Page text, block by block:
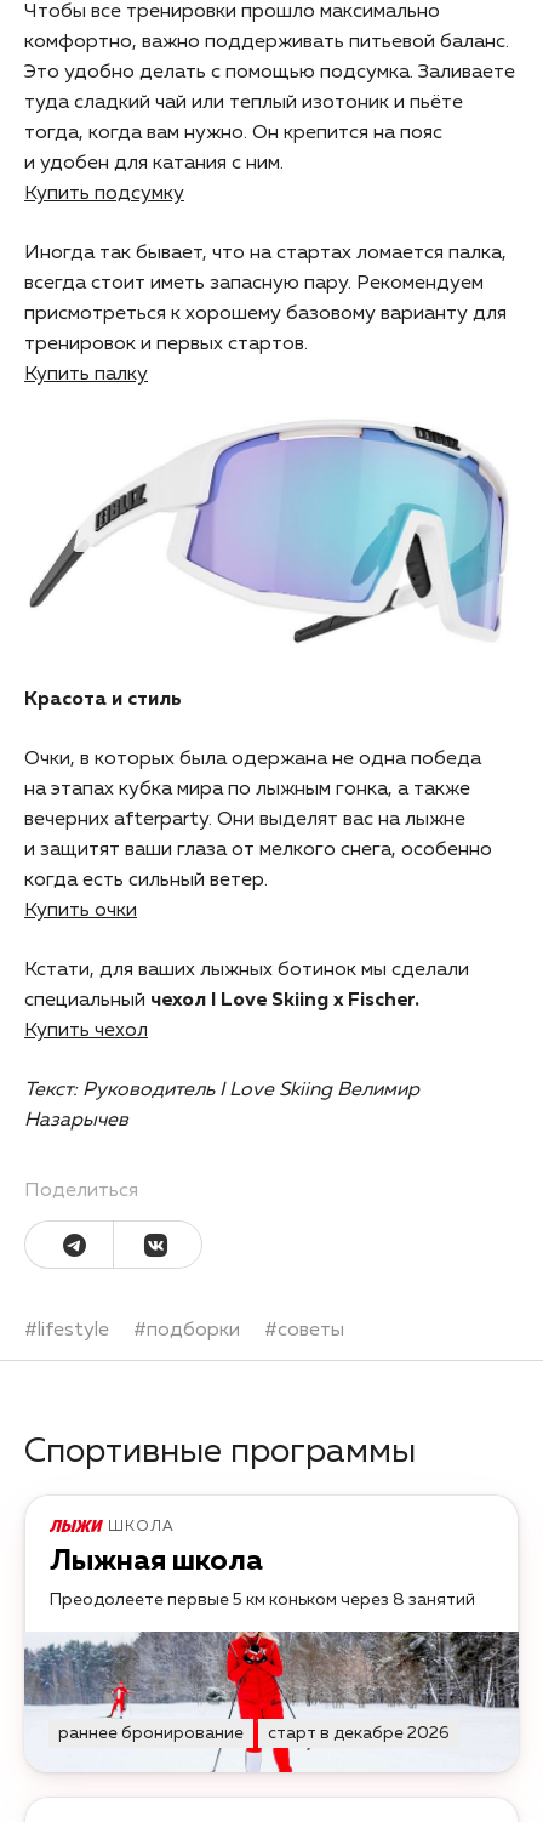
Чтобы все тренировки прошло максимально
комфортно, важно поддерживать питьевой баланс.
Это удобно делать с помощью подсумка. Заливаете
туда сладкий чай или теплый изотоник и пьёте
тогда, когда вам нужно. Он крепится на пояс
и удобен для катания с ним.
Купить подсумку
Иногда так бывает, что на стартах ломается палка,
всегда стоит иметь запасную пару. Рекомендуем
присмотреться к хорошему базовому варианту для
тренировок и первых стартов.
Купить палку
Красота и стиль
Очки, в которых была одержана не одна победа
на этапах кубка мира по лыжным гонка, а также
вечерних afterparty. Они выделят вас на лыжне
и защитят ваши глаза от мелкого снега, особенно
когда есть сильный ветер.
Купить очки
Кстати, для ваших лыжных ботинок мы сделали
специальный чехол I Love Skiing x Fischer.
Купить чехол
Текст: Руководитель I Love Skiing Велимир
Назарычев
Поделиться
# lifestyle #подборки #советы
Спортивные программы
ШКОЛА
Лыжная школа
Преодолеете первые 5 км коньком через 8 занятий
раннее бронирование старт в декабре 2026